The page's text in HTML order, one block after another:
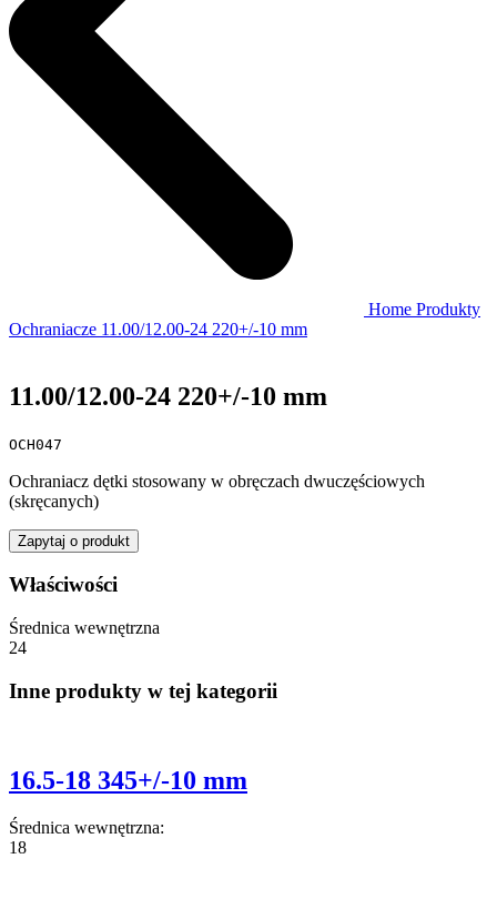
Home Produkty
Ochraniacze 11.00/12.00-24 220+/-10 mm
11.00/12.00-24 220+/-10 mm
OCH047
Ochraniacz dętki stosowany w obręczach dwuczęściowych
(skręcanych)
Zapytaj o produkt
Właściwości
Średnica wewnętrzna
24
Inne produkty w tej kategorii
16.5-18 345+/-10 mm
Średnica wewnętrzna:
18